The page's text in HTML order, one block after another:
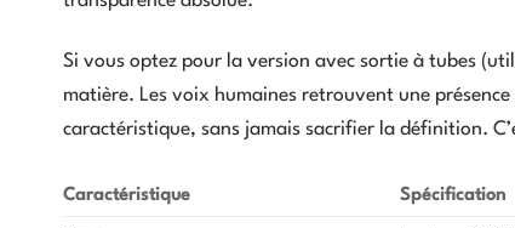
Si vous optez pour la version avec sortie à tubes
matière. Les voix humaines retrouvent une
caractéristique, sans jamais sacrifier la définition.
Caractéristique Spécification